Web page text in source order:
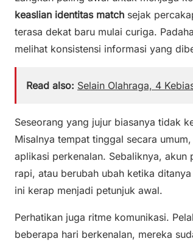
keaslian identitas match sejak
terasa dekat baru mulai curiga.
melihat konsistensi informasi yang
Read also: Selain Olahraga, 4
Seseorang yang jujur biasanya tidak
Misalnya tempat tinggal secara
aplikasi perkenalan. Sebaliknya,
rapi, atau berubah ubah ketika
ini kerap menjadi petunjuk awal.
Perhatikan juga ritme komunikasi.
beberapa hari berkenalan, mereka